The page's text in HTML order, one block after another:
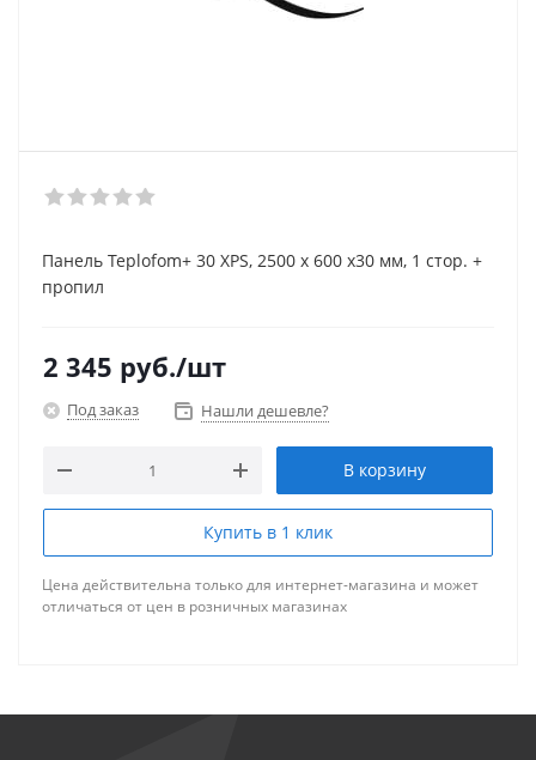
Панель Teplofom+ 30 XPS, 2500 х 600 х30 мм, 1 стор. +
пропил
2 345 руб./шт
Под заказ Нашли дешевле?
В корзину
Купить в 1 клик
Цена действительна только для интернет-магазина и может
отличаться от цен в розничных магазинах